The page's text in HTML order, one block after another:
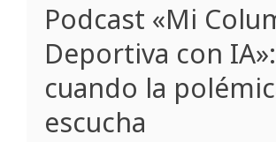
Podcast «Mi
Deportiva con IA»:
cuando la
escucha